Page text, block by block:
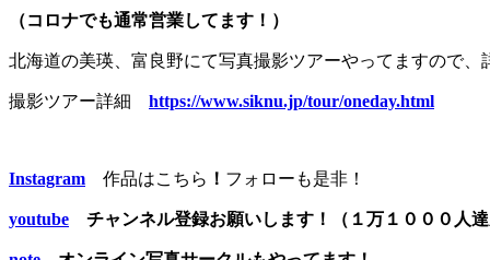
（コロナでも通常営業してます！）
北海道の美瑛、富良野にて写真撮影ツアーやってますので、
撮影ツアー詳細 https://www.siknu.jp/tour/oneday.html
Instagram 作品はこちら ！ フォローも是非！
youtube チャンネル登録お願いします！（１万１０００人